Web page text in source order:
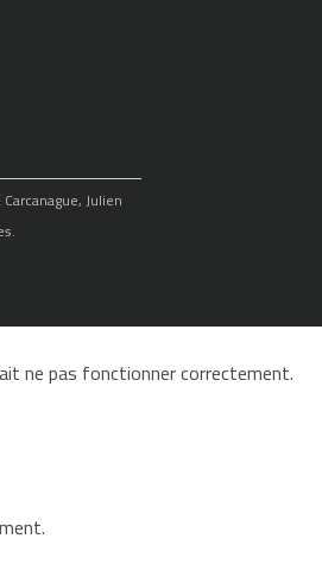
Julien
ne pas fonctionner correctement.